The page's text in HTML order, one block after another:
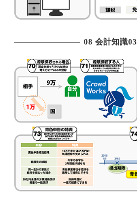
08 会計知識03